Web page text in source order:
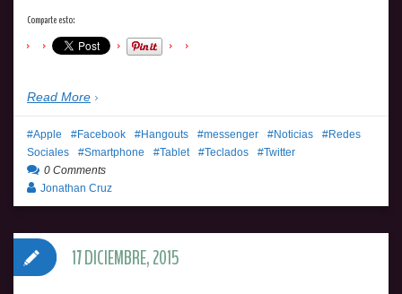
Comparte esto:
Read More
Apple Facebook Hangouts messenger Noticias
Redes
Sociales
Smartphone Tablet Teclados
Twitter
0 Comments
Jonathan Cruz
17 DICIEMBRE, 2015